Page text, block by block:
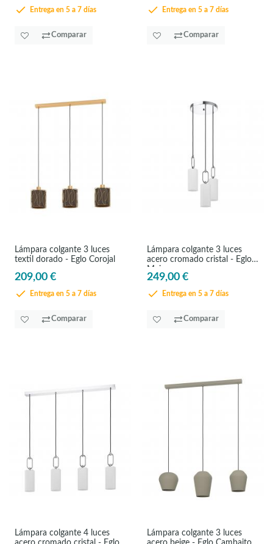
Entrega en 5 a 7 días
Comparar
Entrega en 5 a 7 días
Comparar
Lámpara colgante 3 luces
textil dorado - Eglo Corojal
209,00 €
Entrega en 5 a 7 días
Comparar
Lámpara colgante 3 luces
acero cromado cristal - Eglo
Majana
249,00 €
Entrega en 5 a 7 días
Comparar
Lámpara colgante 4 luces
Lámpara colgante 3 luces